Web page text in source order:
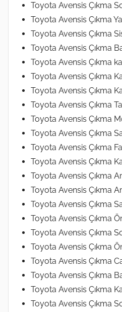
Toyota Avensis Çıkma
Toyota Avensis Çıkma
Toyota Avensis Çıkma
Toyota Avensis Çıkma
Toyota Avensis Çıkma
Toyota Avensis Çıkma
Toyota Avensis Çıkma
Toyota Avensis Çıkma
Toyota Avensis Çıkma
Toyota Avensis Çıkma
Toyota Avensis Çıkma
Toyota Avensis Çıkma
Toyota Avensis Çıkma
Toyota Avensis Çıkma
Toyota Avensis Çıkma
Toyota Avensis Çıkma
Toyota Avensis Çıkma
Toyota Avensis Çıkma
Toyota Avensis Çıkma
Toyota Avensis Çıkma
Toyota Avensis Çıkma
Toyota Avensis Çıkma